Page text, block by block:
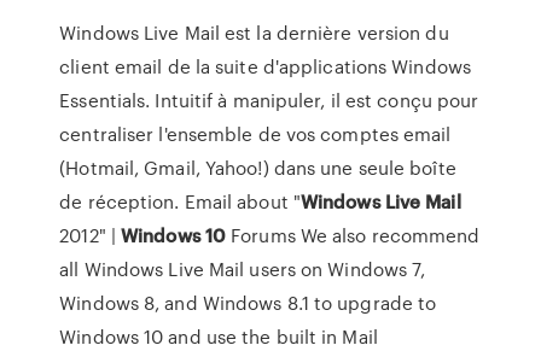
Windows Live Mail est la dernière version du
client email de la suite d'applications Windows
Essentials. Intuitif à manipuler, il est conçu pour
centraliser l'ensemble de vos comptes email
(Hotmail, Gmail, Yahoo!) dans une seule boîte
de réception. Email about "Windows Live Mail
2012" |Windows 10 Forums We also recommend
all Windows Live Mail users on Windows 7,
Windows 8, and Windows 8.1 to upgrade to
Windows 10 and use the built in Mail